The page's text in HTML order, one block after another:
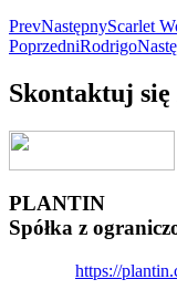
PrevNastępnyScarlet
PoprzedniRodrigo
Skontaktuj
PLANTIN
Spółka z
https://